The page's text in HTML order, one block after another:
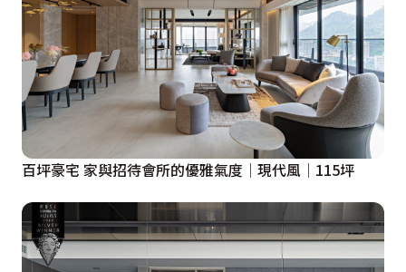
百坪豪宅 家與招待會所的優雅氣度│現代風│115坪